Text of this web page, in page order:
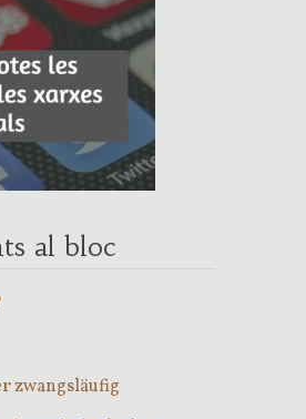
al bloc
zwangsläufig